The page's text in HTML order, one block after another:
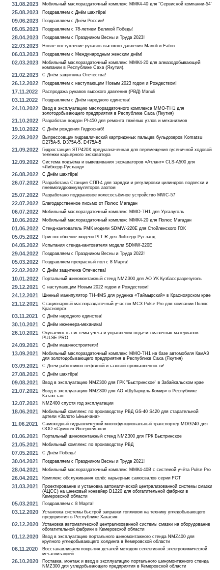
31.08.2023 Мобильный маслораздаточный комплекс ММК4-40 для "Сервисной компании-54"
25.08.2023 Поздравляем с Днём шахтёра!
09.06.2023 Поздравляем с Днём России!
05.05.2023 Поздравляем с 78-летием Великой Победы!
28.04.2023 Поздравляем с Праздником Весны и Труда 2023!
22.03.2023 Новое поступление рукавов высокого давления Manuli и Eaton
06.03.2023 Поздравляем с Международным женским днём!
02.03.2023
Мобильный маслораздаточный комплекс ММК4-20 для алмазодобывающей
компании в Республике Саха (Якутия).
21.02.2023 С Днём защитника Отечества!
26.12.2022 Поздравляем с наступающим Новым 2023 годом и Рождеством!
17.11.2022 Распродажа рукавов высокого давления (РВД) Manuli
03.11.2022 Поздравляем с Днём народного единства!
24.10.2022
Ввод в эксплуатацию маслораздаточного комплекса MMO-TH1 для
золотодобывающего предприятия в Республике Саха (Якутия)
21.10.2022 Разработан поддон Pl-450 для ремонта тяжёлых узлов и механизмов
19.10.2022 С Днём рождения Гидроснаб!
22.09.2022
Выпрессовщик гидравлический картриджных пальцев бульдозеров Komatsu
D275A-5, D375A-5, D475A-5
21.09.2022
Гидростанция STP420X предназначенная для перемещения гусеничной ходовой
тележки карьерного экскаватора
12.09.2022
Система подъёма и вывешивания экскаваторов «Атлант» CLS-А500 для
«Либхерр-Русланд»
26.08.2022 С Днём шахтёра!
26.07.2022
Разработана Станция СПП-4 для зарядки и регулировки цилиндров подвески и
пневмогидроаккумуляторов азотом
25.07.2022 Разработано подкрановое колесосъёмное устройство MWC-57
22.07.2022 Благодарственное письмо от Полюс Магадан
06.07.2022 Мобильный маслораздаточный комплекс MMO-TH1 для Ургалуголь
10.06.2022 Мобильный маслораздаточный комплекс ММК4-20 для Полюс Магадан
01.06.2022 Стенд-кантователь РМК модели SDMW-220E для Стойленского ГОК
05.05.2022 Приспособление модели PLT-R для Либхерр-Русланд
04.05.2022 Испытания стенда-кантователя модели SDMW-220E
29.04.2022 Поздравляем с Праздником Весны и Труда 2022!
05.03.2022 Поздравляем прекрасный пол с 8 Марта!
22.02.2022 С Днём защитника Отечества!
10.01.2022 Портальный шиномонтажный стенд NMZ300 для АО УК Кузбассразрезуголь
29.12.2021 С наступающим Новым 2022 годом и Рождеством!
24.12.2021 Шинный манипулятор TH-4MS для рудника «Таймырский» в Красноярском крае
21.12.2021
Стационарный маслораздаточный участок MC3 Pulse Pro для компании Полюс
Красноярск
03.11.2021 С Днём народного единства!
30.10.2021 С Днём инженера-механика!
26.10.2021
Окупаемость системы учёта и управления подачи смазочных материалов
PULSE PRO
24.09.2021 С Днём машиностроителя!
13.09.2021
Мобильный маслораздаточный комплекс MMO-TH1 на базе автомобиля КамАЗ
для золотодобывающего предприятия в Республике Саха (Якутия)
03.09.2021 С Днём работников нефтяной и газовой промышленности!
27.08.2021 С Днём шахтёра!
09.08.2021 Ввод в эксплуатацию NMZ300 для ГРК "Быстринское" в Забайкальском крае
21.07.2021
Ввод в эксплуатацию NMZ300 для АО «Шубаркуль-Комир» в Республике
Казахстан
12.07.2021 NMZ400 спустя год эксплуатации
18.06.2021
Мобильный комплекс по производству РВД GS-40 S420 для старательной
артели «Золото Ыныкчана»
11.06.2021
Самоходный гидравлический многофункциональный транспортёр MDG240 для
ООО «Сумитек Интернейшнл»
01.06.2021 Портальный шиномонтажный стенд NMZ300 для ГРК Быстринское
21.05.2021 Мобильный комплекс по производству РВД
07.05.2021 С Днём Победы!
30.04.2021 Поздравляем с Праздником Весны и Труда 2021!
28.04.2021 Мобильный маслораздаточный комплекс ММК4-40В с системой учёта Pulse Pro
26.04.2021 Комплекс обслуживания колёс карьерных самосвалов серии FCT
31.03.2021
Проектирование и установка автоматической централизованной системы смазки
(АЦСС) на шнековый конвейер D1220 для обогатительной фабрики в
Кемеровской области
05.03.2021 Поздравляем с 8 Марта!
03.12.2020
Установка системы быстрой заправки топливом на технику угледобывающего
предприятия в Республике Хакасия
02.12.2020
Установка автоматической централизованной системы смазки на оборудование
обогатительной фабрики в Кемеровской области
01.12.2020
Ввод в эксплуатацию портального шиномонтажного стенда NMZ400 для
крупного угледобывающего холдинга в Кемеровской области
06.11.2020
Восстанавливаем покрытия деталей методом селективной электрохимической
металлизацией
26.10.2020
Поставка, монтаж и ввод в эксплуатацию портального шиномонтажного стенда
NMZ300 для угледобывающего предприятия в Кемеровской области